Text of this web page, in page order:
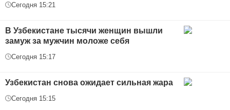
Сегодня 15:21
В Узбекистане тысячи женщин вышли
замуж за мужчин моложе себя
Сегодня 15:17
Узбекистан снова ожидает сильная жара
Сегодня 15:15